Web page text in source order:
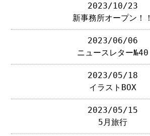
2023/10/23
新事務所オープン！！
2023/06/06
ニュースレター№40
2023/05/18
イラストBOX
2023/05/15
5月旅行